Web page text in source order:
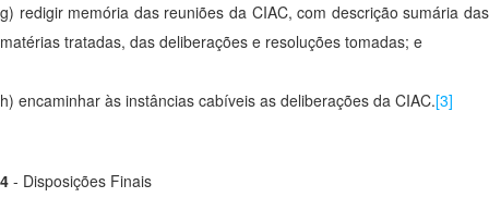
g) redigir memória das reuniões da CIAC, com descrição sumária das
matérias tratadas, das deliberações e resoluções tomadas; e
h) encaminhar às instâncias cabíveis as deliberações da CIAC.[3]
4 - Disposições Finais